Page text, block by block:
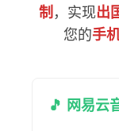
制 ，实现出
您的手
🎵 网易云